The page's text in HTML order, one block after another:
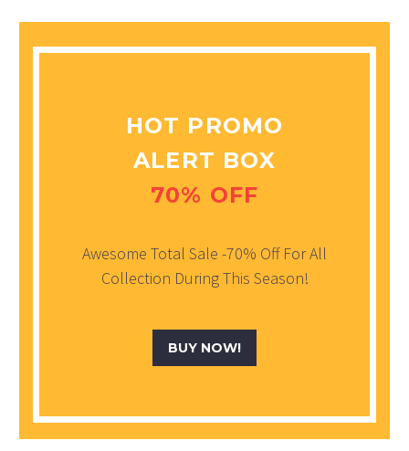
HOT PROMO
ALERT BOX
70% OFF
Awesome Total Sale -70% Off For All
Collection During This Season!
BUY NOW!